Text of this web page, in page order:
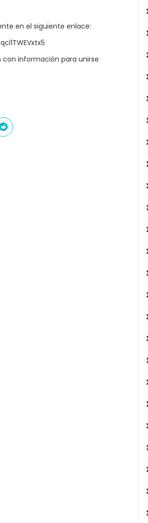
en el siguiente enlace:
información para unirse